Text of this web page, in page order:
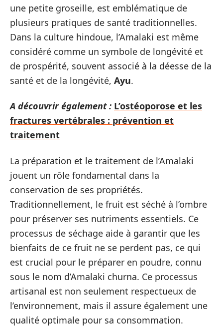
une petite groseille, est emblématique de
plusieurs pratiques de santé traditionnelles.
Dans la culture hindoue, l’Amalaki est même
considéré comme un symbole de longévité et
de prospérité, souvent associé à la déesse de la
santé et de la longévité, Ayu.
A découvrir également : L’ostéoporose et les
fractures vertébrales : prévention et
traitement
La préparation et le traitement de l’Amalaki
jouent un rôle fondamental dans la
conservation de ses propriétés.
Traditionnellement, le fruit est séché à l’ombre
pour préserver ses nutriments essentiels. Ce
processus de séchage aide à garantir que les
bienfaits de ce fruit ne se perdent pas, ce qui
est crucial pour le préparer en poudre, connu
sous le nom d’Amalaki churna. Ce processus
artisanal est non seulement respectueux de
l’environnement, mais il assure également une
qualité optimale pour sa consommation.